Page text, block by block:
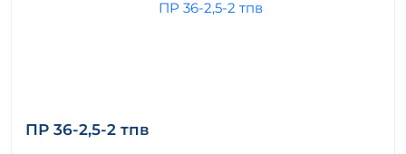
ПР 36-2,5-2 тпв